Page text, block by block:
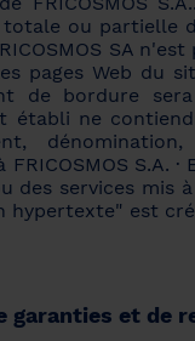
ou partielle
SA
pages Web du
de bordure
établi ne
S.A.
des services mis
hypertexte" est
garanties et de